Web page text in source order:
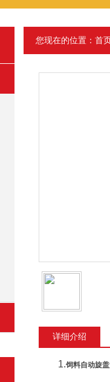
您现在的位置： 首
详细介绍
1.饲料自动旋